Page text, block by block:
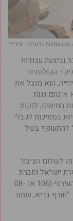
כל גורמי העירייה
וביצעה עבודות
הקולטנים
הוא מנצל את
איטום גגות
החימום, לנקות
בסמיכות לכבלי
להתעופף בשל
לשלום הציבור
ישראל וחברת
החשמל. אנחנו כאן לשירותכם, באמצעות המוקד העירוני (106 או 08-
“חורף בריא, שמח